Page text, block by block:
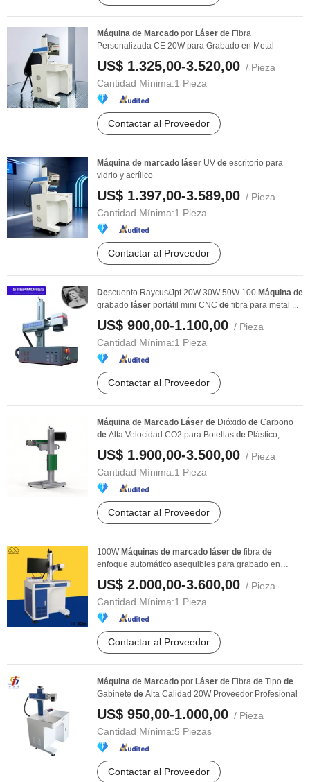
Máquina de Marcado por Láser de Fibra
Personalizada CE 20W para Grabado en Metal
US$ 1.325,00-3.520,00 / Pieza
Cantidad Mínima:1 Pieza
Contactar al Proveedor
Máquina de marcado láser UV de escritorio para
vidrio y acrílico
US$ 1.397,00-3.589,00 / Pieza
Cantidad Mínima:1 Pieza
Contactar al Proveedor
Descuento Raycus/Jpt 20W 30W 50W 100 Máquina de
grabado láser portátil mini CNC de fibra para metal ...
US$ 900,00-1.100,00 / Pieza
Cantidad Mínima:1 Pieza
Contactar al Proveedor
Máquina de Marcado Láser de Dióxido de Carbono
de Alta Velocidad CO2 para Botellas de Plástico, ...
US$ 1.900,00-3.500,00 / Pieza
Cantidad Mínima:1 Pieza
Contactar al Proveedor
100W Máquinas de marcado láser de fibra de
enfoque automático asequibles para grabado en
aluminio, ...
US$ 2.000,00-3.600,00 / Pieza
Cantidad Mínima:1 Pieza
Contactar al Proveedor
Máquina de Marcado por Láser de Fibra de Tipo de
Gabinete de Alta Calidad 20W Proveedor Profesional
US$ 950,00-1.000,00 / Pieza
Cantidad Mínima:5 Piezas
Contactar al Proveedor